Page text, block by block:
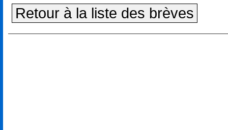
Retour à la liste des brèves